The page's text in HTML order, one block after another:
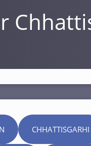
CHHATTISGARHI